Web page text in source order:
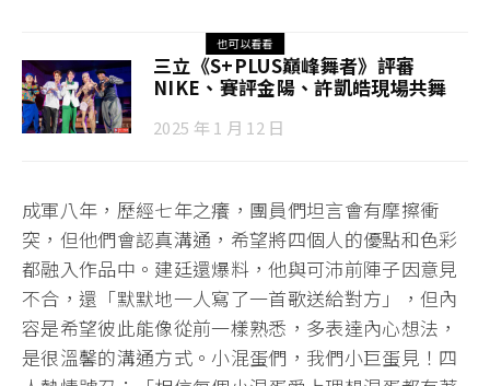
也可以看看
三立《S+PLUS巔峰舞者》評審
NIKE、賽評金陽、許凱皓現場共舞
2025 年 1 月 12 日
成軍八年，歷經七年之癢，團員們坦言會有摩擦衝
突，但他們會認真溝通，希望將四個人的優點和色彩
都融入作品中。建廷還爆料，他與可沛前陣子因意見
不合，還「默默地一人寫了一首歌送給對方」，但內
容是希望彼此能像從前一樣熟悉，多表達內心想法，
是很溫馨的溝通方式。小混蛋們，我們小巨蛋見！四